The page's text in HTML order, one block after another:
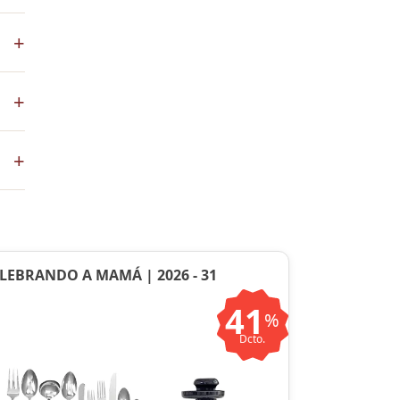
+
+
+
A MAMÁ | 2026 - 31
41 %
Dcto.